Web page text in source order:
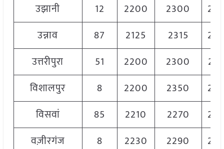
उझानी
12 2200 2300
उन्नाव
87 2125 2315
उत्तरीपुरा
51 2200 2300
विशालपुर
8 2200 2350
विसवां
85 2210 2270
वज़ीरगंज
8 2230 2290